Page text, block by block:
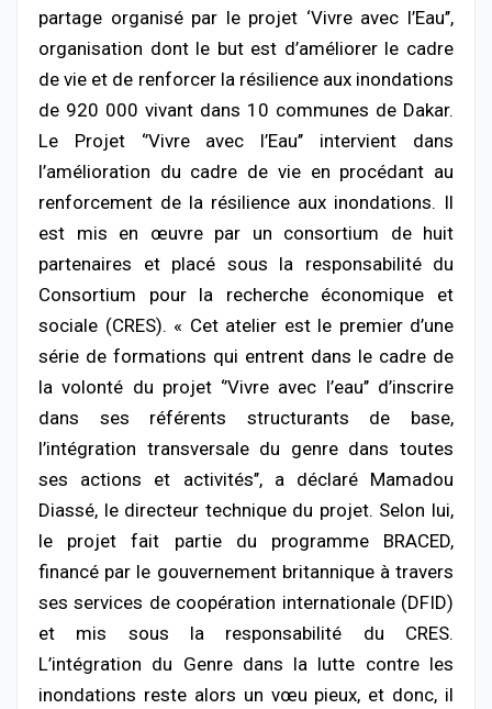
partage organisé par le projet ‘Vivre avec l’Eau’’,
organisation dont le but est d’améliorer le cadre
de vie et de renforcer la résilience aux inondations
de 920 000 vivant dans 10 communes de Dakar.
Le Projet ‘’Vivre avec l’Eau’’ intervient dans
l’amélioration du cadre de vie en procédant au
renforcement de la résilience aux inondations. Il
est mis en œuvre par un consortium de huit
partenaires et placé sous la responsabilité du
Consortium pour la recherche économique et
sociale (CRES). « Cet atelier est le premier d’une
série de formations qui entrent dans le cadre de
la volonté du projet ‘’Vivre avec l’eau’’ d’inscrire
dans ses référents structurants de base,
l’intégration transversale du genre dans toutes
ses actions et activités’’, a déclaré Mamadou
Diassé, le directeur technique du projet. Selon lui,
le projet fait partie du programme BRACED,
financé par le gouvernement britannique à travers
ses services de coopération internationale (DFID)
et mis sous la responsabilité du CRES.
L’intégration du Genre dans la lutte contre les
inondations reste alors un vœu pieux, et donc, il